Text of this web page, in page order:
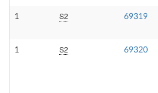
1 S2 69319
1 S2 69320